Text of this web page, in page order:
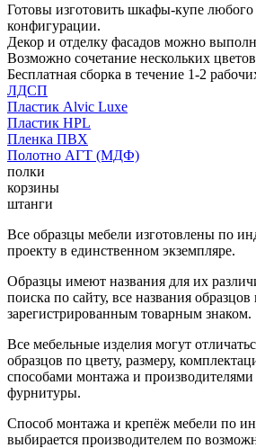
Готовы изготовить шкафы-купе любого
конфигурации.
Декор и отделку фасадов можно
Возможно сочетание нескольких
Бесплатная сборка в течение 1-2
ЛДСП
Пластик Alvic Luxe
Пластик HPL
Пленка ПВХ
Полотно АГТ (МДФ)
полки
корзины
штанги
Все образцы мебели изготовлены по
проекту в единственном экземпляре.
Образцы имеют названия для их
поиска по сайту, все названия образцов
зарегистрированным товарным знаком.
Все мебельные изделия могут
образцов по цвету, размеру,
способами монтажа и
фурнитуры.
Способ монтажа и крепёж мебели по
выбирается производителем по